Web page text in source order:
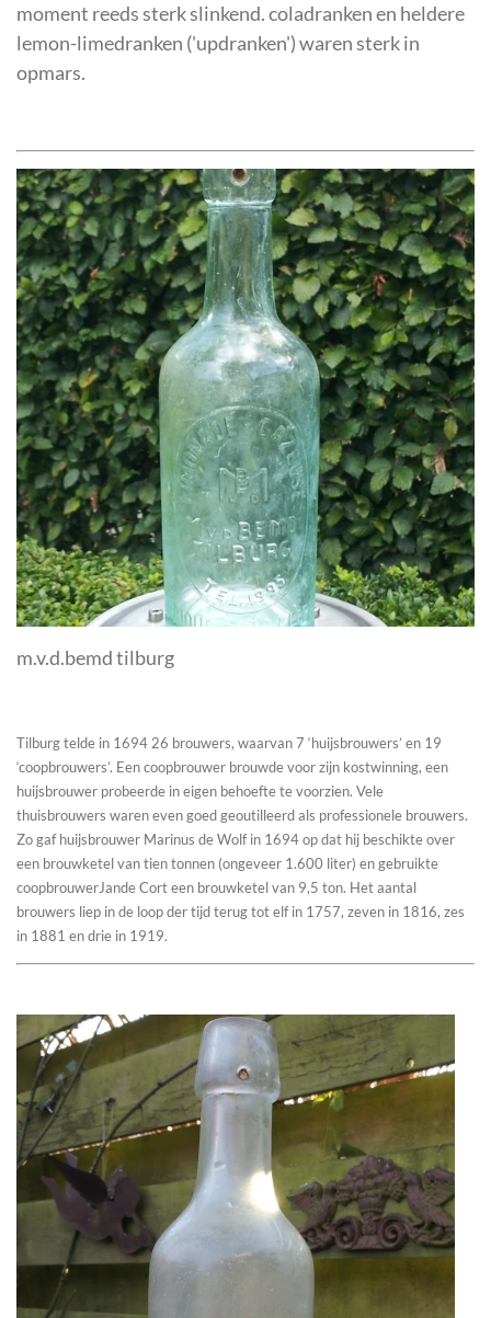
moment reeds sterk slinkend. coladranken en heldere
lemon-limedranken ('updranken') waren sterk in
opmars.
m.v.d.bemd tilburg
Tilburg telde in 1694 26 brouwers, waarvan 7 ‘huijsbrouwers’ en 19
‘coopbrouwers’. Een coopbrouwer brouwde voor zijn kostwinning, een
huijsbrouwer probeerde in eigen behoefte te voorzien. Vele
thuisbrouwers waren even goed geoutilleerd als professionele brouwers.
Zo gaf huijsbrouwer Marinus de Wolf in 1694 op dat hij beschikte over
een brouwketel van tien tonnen (ongeveer 1.600 liter) en gebruikte
coopbrouwerJande Cort een brouwketel van 9,5 ton. Het aantal
brouwers liep in de loop der tijd terug tot elf in 1757, zeven in 1816, zes
in 1881 en drie in 1919.